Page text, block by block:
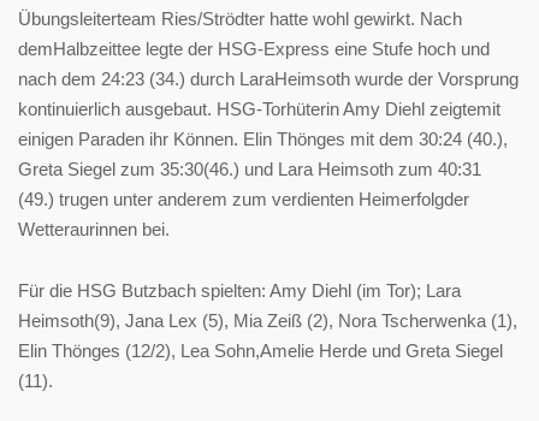
Übungsleiterteam Ries/Strödter hatte wohl gewirkt. Nach
demHalbzeittee legte der HSG-Express eine Stufe hoch und
nach dem 24:23 (34.) durch LaraHeimsoth wurde der Vorsprung
kontinuierlich ausgebaut. HSG-Torhüterin Amy Diehl zeigtemit
einigen Paraden ihr Können. Elin Thönges mit dem 30:24 (40.),
Greta Siegel zum 35:30(46.) und Lara Heimsoth zum 40:31
(49.) trugen unter anderem zum verdienten Heimerfolgder
Wetteraurinnen bei.
Für die HSG Butzbach spielten: Amy Diehl (im Tor); Lara
Heimsoth(9), Jana Lex (5), Mia Zeiß (2), Nora Tscherwenka (1),
Elin Thönges (12/2), Lea Sohn,Amelie Herde und Greta Siegel
(11).